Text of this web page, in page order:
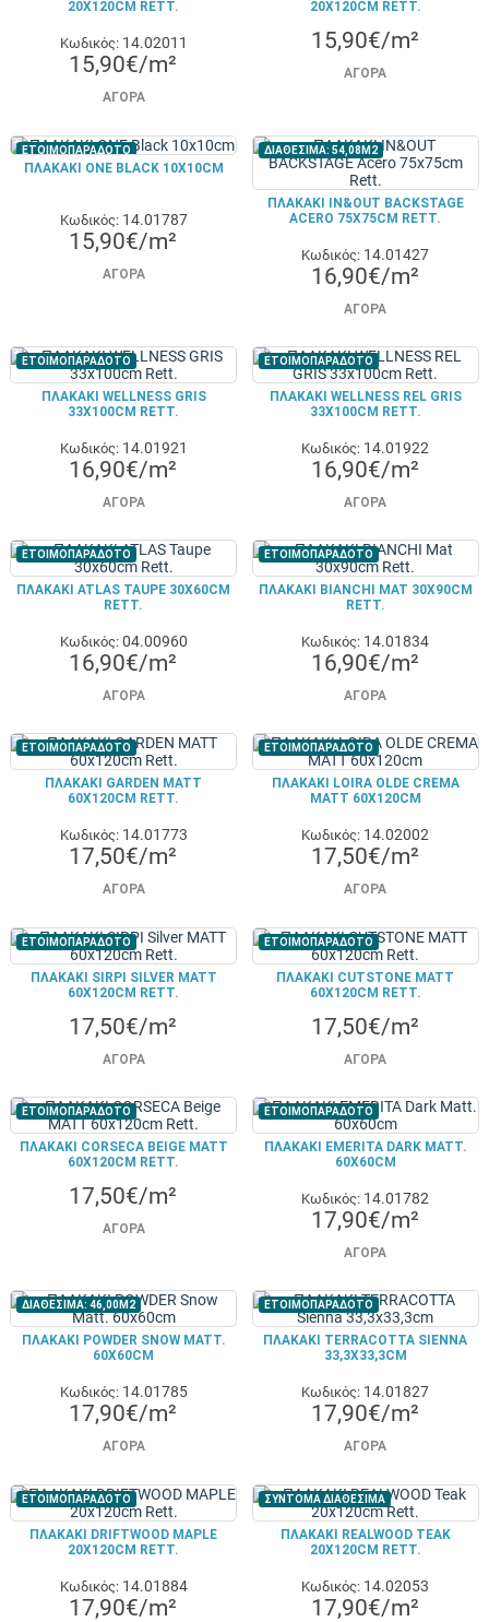
20X120CM RETT.
Κωδικός: 14.02011
15,90€/m²
ΑΓΟΡΆ
20X120CM RETT.
15,90€/m²
ΑΓΟΡΆ
ΕΤΟΙΜΟΠΑΡΑΔΟΤΟ
ΠΛΑΚΑΚΙ ONE BLACK 10X10CM
Κωδικός: 14.01787
15,90€/m²
ΑΓΟΡΆ
ΔΙΑΘΕΣΙΜΑ: 54,08M2
ΠΛΑΚΑΚΙ IN&OUT BACKSTAGE
ACERO 75X75CM RETT.
Κωδικός: 14.01427
16,90€/m²
ΑΓΟΡΆ
ΕΤΟΙΜΟΠΑΡΑΔΟΤΟ
ΠΛΑΚΑΚΙ WELLNESS GRIS
33X100CM RETT.
Κωδικός: 14.01921
16,90€/m²
ΑΓΟΡΆ
ΕΤΟΙΜΟΠΑΡΑΔΟΤΟ
ΠΛΑΚΑΚΙ WELLNESS REL GRIS
33X100CM RETT.
Κωδικός: 14.01922
16,90€/m²
ΑΓΟΡΆ
ΕΤΟΙΜΟΠΑΡΑΔΟΤΟ
ΠΛΑΚΑΚΙ ATLAS TAUPE 30X60CM
RETT.
Κωδικός: 04.00960
16,90€/m²
ΑΓΟΡΆ
ΕΤΟΙΜΟΠΑΡΑΔΟΤΟ
ΠΛΑΚΑΚΙ BIANCHI MAT 30X90CM
RETT.
Κωδικός: 14.01834
16,90€/m²
ΑΓΟΡΆ
ΕΤΟΙΜΟΠΑΡΑΔΟΤΟ
ΠΛΑΚΑΚΙ GARDEN MATT
60X120CM RETT.
Κωδικός: 14.01773
17,50€/m²
ΑΓΟΡΆ
ΕΤΟΙΜΟΠΑΡΑΔΟΤΟ
ΠΛΑΚΑΚΙ LOIRA OLDE CREMA
MATT 60X120CM
Κωδικός: 14.02002
17,50€/m²
ΑΓΟΡΆ
ΕΤΟΙΜΟΠΑΡΑΔΟΤΟ
ΠΛΑΚΑΚΙ SIRPI SILVER MATT
60X120CM RETT.
17,50€/m²
ΑΓΟΡΆ
ΕΤΟΙΜΟΠΑΡΑΔΟΤΟ
ΠΛΑΚΑΚΙ CUTSTONE MATT
60X120CM RETT.
17,50€/m²
ΑΓΟΡΆ
ΕΤΟΙΜΟΠΑΡΑΔΟΤΟ
ΠΛΑΚΑΚΙ CORSECA BEIGE MATT
60X120CM RETT.
17,50€/m²
ΑΓΟΡΆ
ΕΤΟΙΜΟΠΑΡΑΔΟΤΟ
ΠΛΑΚΑΚΙ EMERITA DARK MATT.
60X60CM
Κωδικός: 14.01782
17,90€/m²
ΑΓΟΡΆ
ΔΙΑΘΕΣΙΜΑ: 46,00M2
ΠΛΑΚΑΚΙ POWDER SNOW MATT.
60X60CM
Κωδικός: 14.01785
17,90€/m²
ΑΓΟΡΆ
ΕΤΟΙΜΟΠΑΡΑΔΟΤΟ
ΠΛΑΚΑΚΙ TERRACOTTA SIENNA
33,3X33,3CM
Κωδικός: 14.01827
17,90€/m²
ΑΓΟΡΆ
ΕΤΟΙΜΟΠΑΡΑΔΟΤΟ
ΠΛΑΚΑΚΙ DRIFTWOOD MAPLE
20X120CM RETT.
Κωδικός: 14.01884
17,90€/m²
ΣΥΝΤΟΜΑ ΔΙΑΘΕΣΙΜΑ
ΠΛΑΚΑΚΙ REALWOOD TEAK
20X120CM RETT.
Κωδικός: 14.02053
17,90€/m²